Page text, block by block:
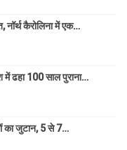
नॉर्थ कैरोलिना में एक…
में ढहा 100 साल पुराना…
का जुटान, 5 से 7…